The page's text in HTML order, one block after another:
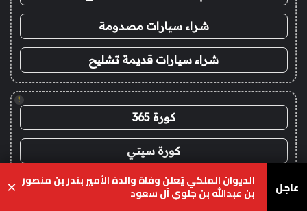
شراء سيارات مصدومة
شراء سيارات قديمة تشليح
!
كورة 365
كورة سيتي
جول العرب goalarab عاجل الديوان الملكي يُعلن وفاة والدة الأمير بندر بن منصور
بن عبدالله بن جلوي آل سعود ×